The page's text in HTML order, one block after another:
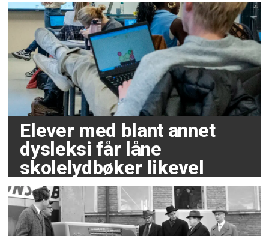
Elever med blant annet
dysleksi får låne
skolelydbøker likevel